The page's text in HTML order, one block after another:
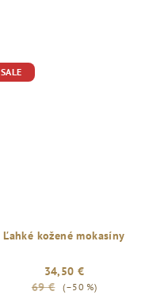
SALE
Ľahké kožené mokasíny
34,50 €
69 €
(–50 %)